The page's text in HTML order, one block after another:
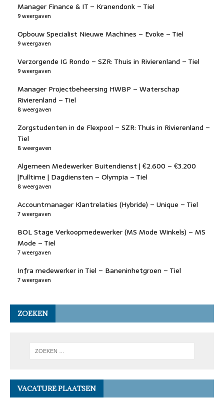
Manager Finance & IT – Kranendonk – Tiel
9 weergaven
Opbouw Specialist Nieuwe Machines – Evoke – Tiel
9 weergaven
Verzorgende IG Rondo – SZR: Thuis in Rivierenland – Tiel
9 weergaven
Manager Projectbeheersing HWBP – Waterschap
Rivierenland – Tiel
8 weergaven
Zorgstudenten in de Flexpool – SZR: Thuis in Rivierenland –
Tiel
8 weergaven
Algemeen Medewerker Buitendienst | €2.600 – €3.200
|Fulltime | Dagdiensten – Olympia – Tiel
8 weergaven
Accountmanager Klantrelaties (Hybride) – Unique – Tiel
7 weergaven
BOL Stage Verkoopmedewerker (MS Mode Winkels) – MS
Mode – Tiel
7 weergaven
Infra medewerker in Tiel – Baneninhetgroen – Tiel
7 weergaven
ZOEKEN
VACATURE PLAATSEN